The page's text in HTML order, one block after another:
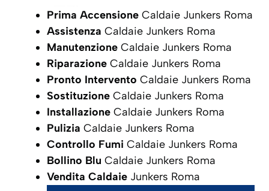
Prima Accensione Caldaie Junkers Roma
Assistenza Caldaie Junkers Roma
Manutenzione Caldaie Junkers Roma
Riparazione Caldaie Junkers Roma
Pronto Intervento Caldaie Junkers Roma
Sostituzione Caldaie Junkers Roma
Installazione Caldaie Junkers Roma
Pulizia Caldaie Junkers Roma
Controllo Fumi Caldaie Junkers Roma
Bollino Blu Caldaie Junkers Roma
Vendita Caldaie Junkers Roma